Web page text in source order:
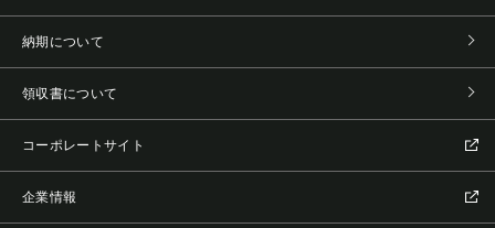
納期について
領収書について
コーポレートサイト
企業情報